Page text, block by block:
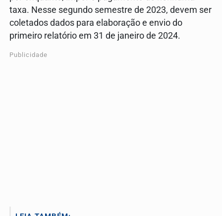
taxa. Nesse segundo semestre de 2023, devem ser
coletados dados para elaboração e envio do
primeiro relatório em 31 de janeiro de 2024.
Publicidade